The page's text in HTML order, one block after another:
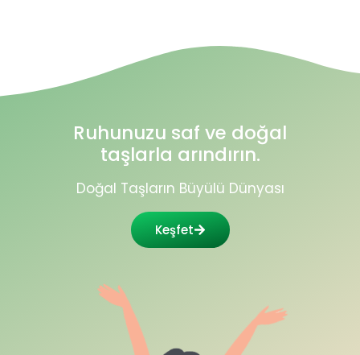
Ruhunuzu saf ve doğal
taşlarla arındırın.
Doğal Taşların Büyülü Dünyası
Keşfet